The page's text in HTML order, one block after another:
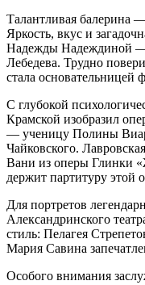
Талантливая балерина
Яркость, вкус и
Надежды Надеждиной
Лебедева. Трудно
стала основательницей
С глубокой
Крамской изобразил
— ученицу Полины
Чайковского.
Вани из оперы Глинки
держит партитуру этой
Для портретов
Александринского
стиль: Пелагея
Мария Савина
Особого внимания